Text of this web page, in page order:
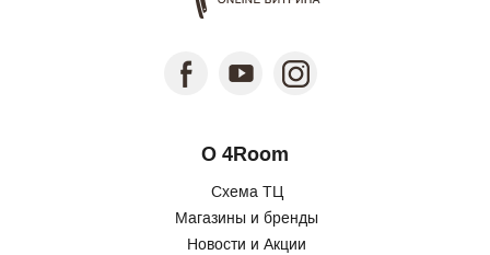
О 4Room
Схема ТЦ
Магазины и бренды
Новости и Акции